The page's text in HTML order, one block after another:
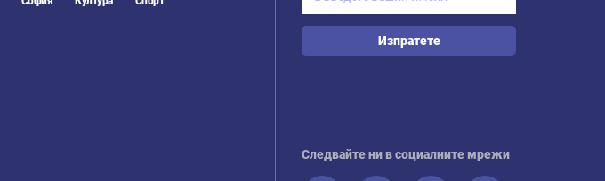
Изпратете
Следвайте ни в социалните мрежи